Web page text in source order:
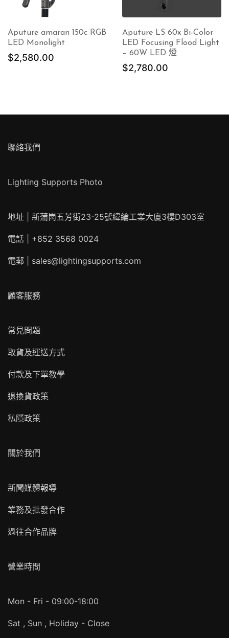
Aputure amaran 150c RGB
LED Monolight
$2,580.00
Aputure LS 60x Bi-Color
LED Focusing Flood Light
– 60W LED 燈
$2,780.00
聯絡我們
Lighting Supports Photo
地址 | 新蒲崗五芳街23-25號緯綸工業大廈3樓D303室
電話 | +852 3568 0024
電郵 | sales@lightingsupports.com
顧客服務
常見問題
取貨及運送方式
付款及下單教學
退換貨政策
私隱政策
關於我們
新聞媒體報導
業務及批發合作
過往合作品牌
營業時間
Mon - Fri - 09:00-18:00
Sat , Sun , Holiday - Close